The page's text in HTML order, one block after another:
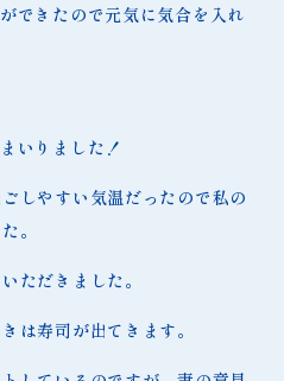
できたので元気に気合を入れ
いりました！
しやすい気温だったので私の
。
ただきました。
は寿司が出てきます。